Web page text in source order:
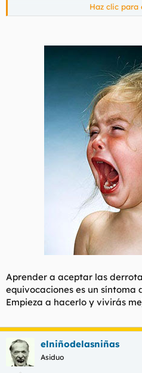
No he visto nunca
Haz clic para
Aprender a aceptar las
equivocaciones es un síntoma
Empieza a hacerlo y vivirás
elniñodelasniñas
Asiduo